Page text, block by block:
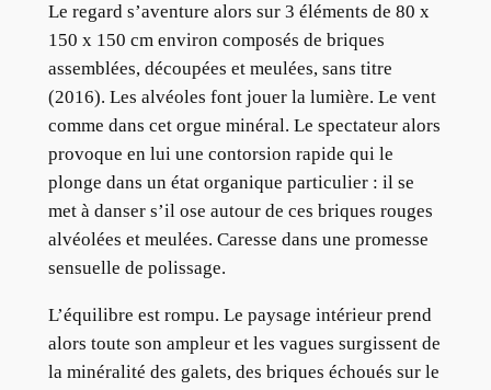
Le regard s’aventure alors sur 3 éléments de 80 x
150 x 150 cm environ composés de briques
assemblées, découpées et meulées, sans titre
(2016). Les alvéoles font jouer la lumière. Le vent
comme dans cet orgue minéral. Le spectateur alors
provoque en lui une contorsion rapide qui le
plonge dans un état organique particulier : il se
met à danser s’il ose autour de ces briques rouges
alvéolées et meulées. Caresse dans une promesse
sensuelle de polissage.
L’équilibre est rompu. Le paysage intérieur prend
alors toute son ampleur et les vagues surgissent de
la minéralité des galets, des briques échoués sur le